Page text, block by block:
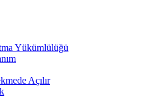
Yükümlülüğü
Açılır